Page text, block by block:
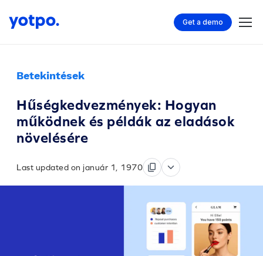
Get a demo
Betekintések
Hűségkedvezmények: Hogyan
működnek és példák az eladások
növelésére
Last updated on január 1, 1970